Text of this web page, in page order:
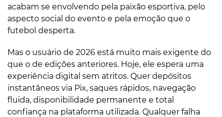
acabam se envolvendo pela paixão esportiva, pelo
aspecto social do evento e pela emoção que o
futebol desperta.
Mas o usuário de 2026 está muito mais exigente do
que o de edições anteriores. Hoje, ele espera uma
experiência digital sem atritos. Quer depósitos
instantâneos via Pix, saques rápidos, navegação
fluida, disponibilidade permanente e total
confiança na plataforma utilizada. Qualquer falha